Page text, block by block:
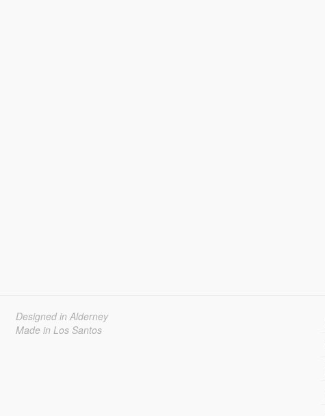
Designed in Alderney
Made in Los Santos